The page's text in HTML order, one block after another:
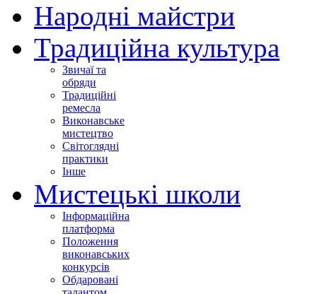
Народні майстри
Традиційна культура
Звичаї та
обряди
Традиційні
ремесла
Виконавське
мистецтво
Світоглядні
практики
Інше
Мистецькі школи
Інформаційна
платформа
Положення
виконавських
конкурсів
Обдаровані